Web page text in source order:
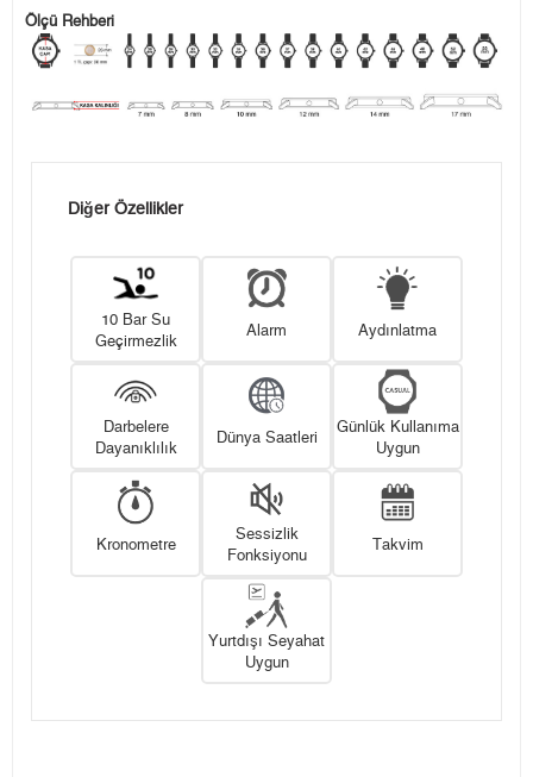
Ölçü Rehberi
Diğer Özellikler
10 Bar Su
Geçirmezlik
Alarm Aydınlatma
Darbelere
Dayanıklılık
Dünya Saatleri
Günlük Kullanıma
Uygun
Kronometre
Sessizlik
Fonksiyonu
Takvim
Yurtdışı Seyahat
Uygun